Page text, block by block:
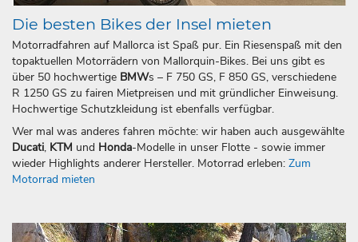
Die besten Bikes der Insel mieten
Motorradfahren auf Mallorca ist Spaß pur. Ein Riesenspaß mit den
topaktuellen Motorrädern von Mallorquin-Bikes. Bei uns gibt es
über 50 hochwertige BMWs – F 750 GS, F 850 GS, verschiedene
R 1250 GS zu fairen Mietpreisen und mit gründlicher Einweisung.
Hochwertige Schutzkleidung ist ebenfalls verfügbar.
Wer mal was anderes fahren möchte: wir haben auch ausgewählte
Ducati, KTM und Honda-Modelle in unser Flotte - sowie immer
wieder Highlights anderer Hersteller. Motorrad erleben: Zum
Motorrad mieten